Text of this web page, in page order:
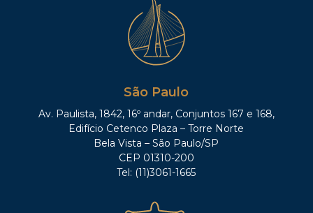
São Paulo
Av. Paulista, 1842, 16º andar, Conjuntos 167 e 168,
Edifício Cetenco Plaza – Torre Norte
Bela Vista – São Paulo/SP
CEP 01310-200
Tel: (11)3061-1665